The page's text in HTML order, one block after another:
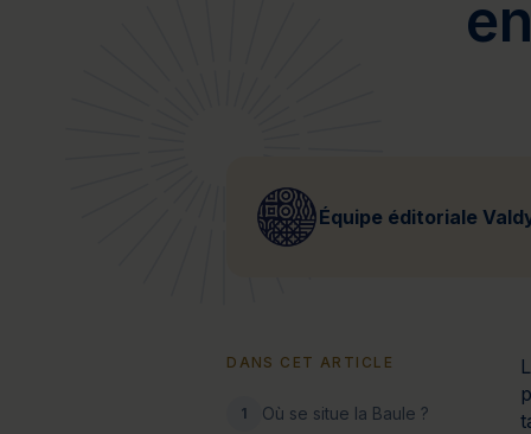
Sur-mesure
Équipe éditoriale
DANS CET ARTICLE
1 Où se situe la Baule ?